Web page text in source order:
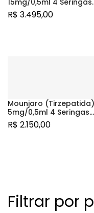
Filtrar por
15mg/0,5ml 4 Seringas
Preenchidas
R$ 3.495,00
Mounjaro (Tirzepatida)
5mg/0,5ml 4 Seringas
Preenchidas
R$ 2.150,00